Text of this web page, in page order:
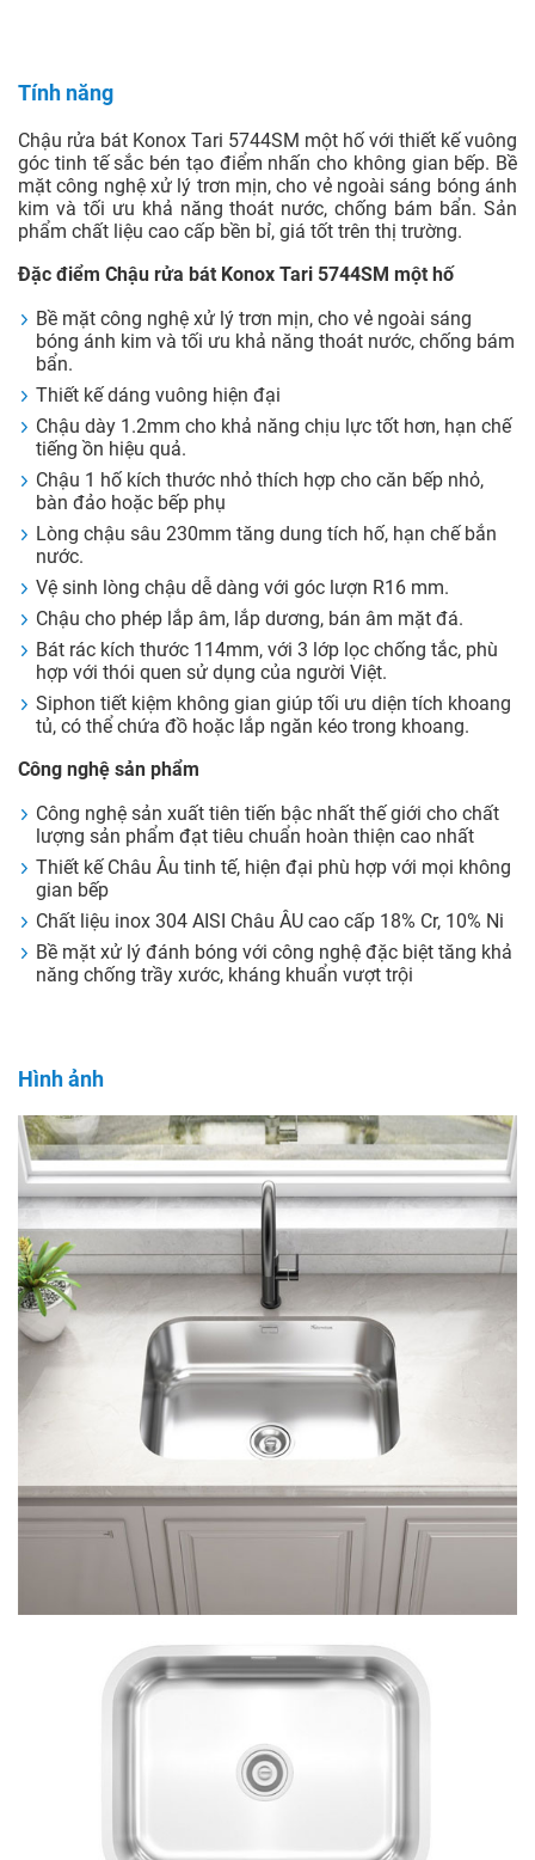
Tính năng
Chậu rửa bát Konox Tari 5744SM một hố với thiết kế vuông
góc tinh tế sắc bén tạo điểm nhấn cho không gian bếp. Bề
mặt công nghệ xử lý trơn mịn, cho vẻ ngoài sáng bóng ánh
kim và tối ưu khả năng thoát nước, chống bám bẩn. Sản
phẩm chất liệu cao cấp bền bỉ, giá tốt trên thị trường.
Đặc điểm Chậu rửa bát Konox Tari 5744SM một hố
Bề mặt công nghệ xử lý trơn mịn, cho vẻ ngoài sáng
bóng ánh kim và tối ưu khả năng thoát nước, chống bám
bẩn.
Thiết kế dáng vuông hiện đại
Chậu dày 1.2mm cho khả năng chịu lực tốt hơn, hạn chế
tiếng ồn hiệu quả.
Chậu 1 hố kích thước nhỏ thích hợp cho căn bếp nhỏ,
bàn đảo hoặc bếp phụ
Lòng chậu sâu 230mm tăng dung tích hố, hạn chế bắn
nước.
Vệ sinh lòng chậu dễ dàng với góc lượn R16 mm.
Chậu cho phép lắp âm, lắp dương, bán âm mặt đá.
Bát rác kích thước 114mm, với 3 lớp lọc chống tắc, phù
hợp với thói quen sử dụng của người Việt.
Siphon tiết kiệm không gian giúp tối ưu diện tích khoang
tủ, có thể chứa đồ hoặc lắp ngăn kéo trong khoang.
Công nghệ sản phẩm
Công nghệ sản xuất tiên tiến bậc nhất thế giới cho chất
lượng sản phẩm đạt tiêu chuẩn hoàn thiện cao nhất
Thiết kế Châu Âu tinh tế, hiện đại phù hợp với mọi không
gian bếp
Chất liệu inox 304 AISI Châu ÂU cao cấp 18% Cr, 10% Ni
Bề mặt xử lý đánh bóng với công nghệ đặc biệt tăng khả
năng chống trầy xước, kháng khuẩn vượt trội
Hình ảnh